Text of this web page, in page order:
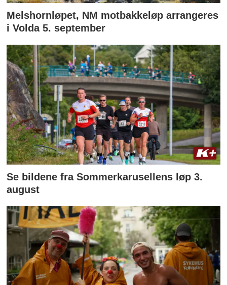
Melshornløpet, NM motbakkeløp arrangeres
i Volda 5. september
Se bildene fra Sommerkarusellens løp 3.
august